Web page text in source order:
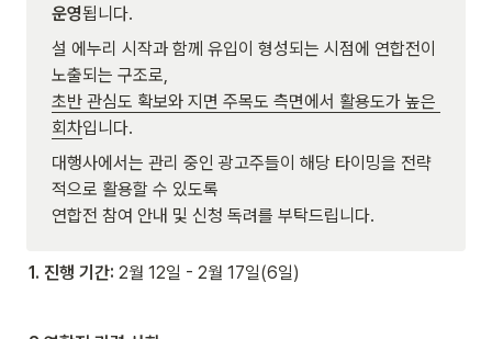
운영됩니다.
설 에누리 시작과 함께 유입이 형성되는 시점에 연합전이
초반 관심도 확보와 지면 주목도 측면에서 활용도가 높은
회차입니다.
대행사에서는 관리 중인 광고주들이 해당 타이밍을 전략
적으로 활용할 수 있도록
연합전 참여 안내 및 신청 독려를 부탁드립니다.
1. 진행 기간: 2월 12일 - 2월 17일(6일)